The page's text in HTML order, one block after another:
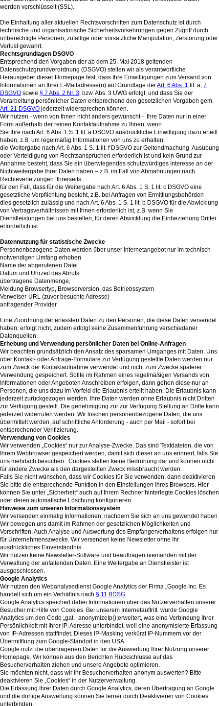
werden verschlüsselt (SSL).
Die Einhaltung aller aktuellen Rechtsvorschriften zum Datenschutz ist durch
technische und organisatorische Sicherheitsvorkehrungen gegen Zugriff durch
unberechtigte Personen, zufällige oder vorsätzliche Manipulation, Zerstörung oder
Verlust gewahrt.
Rechtsgrundlagen DSGVO
Entsprechend den Vorgaben der ab dem 25. Mai 2018 geltenden
Datenschutzgrundverordnung (DSGVO) stellen wir als verantwortliche
Herausgeber dieser Homepage fest, dass Ihre Einwilligungen zum Versand von
Informationen an Ihrer E-Mailadresse(n) auf Grundlage derArt. 6 Abs. 1 lit. a, 7
DSGVO sowie § 7 Abs. 2 Nr. 3, bzw. Abs. 3 UWG erfolgt, und dass Sie der
Verarbeitung persönlicher Daten entsprechend den gesetzlichen Vorgaben gem.
Art. 21 DSGVO jederzeit widersprechen können.
Wir nutzen - wenn von Ihnen nicht anders gewünscht - Ihre Daten nur in einer
Form außerhalb der reinen Kontaktaufnahme zu Ihnen, wenn
Sie Ihre nach Art. 6 Abs. 1 S. 1 lit. a DSGVO ausdrückliche Einwilligung dazu erteilt
haben, z.B. um regelmäßig Informationen von uns zu erhalten.
die Weitergabe nach Art. 6 Abs. 1 S. 1 lit. f DSGVO zur Geltendmachung, Ausübung
oder Verteidigung von Rechtsansprüchen erforderlich ist und kein Grund zur
Annahme besteht, dass Sie ein überwiegendes schutzwürdiges Interesse an der
Nichtweitergabe Ihrer Daten haben – z.B. im Fall von Abmahnungen nach
Rechteverletzungen Ihrerseits.
für den Fall, dass für die Weitergabe nach Art. 6 Abs. 1 S. 1 lit. c DSGVO eine
gesetzliche Verpflichtung besteht, z.B. bei Anfragen von Ermittlungsbehörden
dies gesetzlich zulässig und nach Art. 6 Abs. 1 S. 1 lit. b DSGVO für die Abwicklung
von Vertragsverhältnissen mit Ihnen erforderlich ist, z.B. wenn Sie
Dienstleistungen bei uns bestellen, für deren Abwicklung die Einbeziehung Dritter
erforderlich ist
Datennutzung für statistische Zwecke
Personenbezogene Daten werden über unser Internetangebot nur im technisch
notwendigen Umfang erhoben
Name der abgerufenen Datei
Datum und Uhrzeit des Abrufs
übertragene Datenmenge,
Meldung Browsertyp, Browserversion, das Betriebssystem
Verweiser-URL (zuvor besuchte Adresse)
anfragender Provider.
Eine Zuordnung der erfassten Daten zu den Personen, die diese Daten versendet
haben, erfolgt nicht, zudem erfolgt keine Zusammenführung verschiedener
Datenquellen.
Erhebung und Verwendung persönlicher Daten bei Online-Anfragen
Wir beachten grundsätzlich den Ansatz des sparsamen Umganges mit Daten. Uns
über Kontakt- oder Anfrage-Formulare zur Verfügung gestellte Daten werden nur
zum Zweck der Kontaktaufnahme verwendet und nicht zum Zwecke späterer
Verwendung gespeichert. Sollte im Rahmen eines regelmäßigen Versands von
Informationen oder Angeboten Anschreiben erfolgen, dann gehen diese nur an
Personen, die uns dazu im Vorfeld die Erlaubnis erteilt haben. Die Erlaubnis kann
jederzeit zurückgezogen werden. Ihre Daten werden ohne Erlaubnis nicht Dritten
zur Verfügung gestellt. Die genehmigung zur zur Verfügung Stellung an Dritte kann
jederzeit widerrufen werden. Wir löschen personenbezogene Daten, die uns
übermittelt werden, auf schriftliche Anforderung - auch per Mail - sofort bei
entsprechender Verifizierung.
Verwendung von Cookies
Wir verwenden „Cookies“ nur zur Analyse-Zwecke. Das sind Textdateien, die von
Ihrem Webbrowser gespeichert werden, damit sich dieser an uns erinnert, falls Sie
uns mehrfach besuchen. Cookies stellen keine Bedrohung dar und können nicht
für andere Zwecke als den dargestellten Zweck missbraucht werden.
Falls Sie nicht wünschen, dass wir Cookies für Sie verwenden, dann deaktivieren
Sie bitte die entsprechende Funktion in den Einstellungen Ihres Browsers. Hier
können Sie unter „Sicherheit“ auch auf Ihrem Rechner hinterlegte Cookies löschen
oder deren automatische Löschung konfigurieren.
Hinweise zum unseren Informationssystem
Wir versenden einmalig Informationen, nachdem Sie sich an uns gewendet haben
Wir bewegen uns damit im Rahmen der gesetzlichen Möglichkeiten und
Vorschriften. Auch Analyse und Auswertung des Empfängerverhaltens erfolgen nur
für Unternehmenszwecke. Wir versenden keine Newsletter ohne Ihr
ausdrückliches Einverständnis.
Wir nutzen keine Newsletter-Software und beauftragen niemanden mit der
Verwaltung der anfallenden Daten. Eine Weitergabe an Dienstleister ist
ausgeschlossen.
Google Analytics
Wir nutzen den Webanalysedienst Google Analytics der Firma „Google Inc. Es
handelt sich um ein Verhältnis nach § 11 BDSG.
Google Analytics speichert dabei Informationen über das Nutzerverhalten unserer
Besucher mit Hilfe von Cookies. Bei unserem Internetauftritt wurde Google
Analytics um den Code „gat._anonymizeIp();erweitert, was eine Verbindung Ihrer
Persönlichkeit mit Ihrer IP-Adresse unterbindet, weil eine anonymisierte Erfassung
von IP-Adressen stattfindet. Dieses IP-Masking verkürzt IP-Nummern vor der
Übermittlung zum Google-Standort in den USA.
Google nutzt die übertragenen Daten für die Auswertung Ihrer Nutzung unserer
Homepage. Wir können aus den Berichten Rückschlüsse auf das
Besucherverhalten ziehen und unsere Angebote optimieren.
Sie möchten nicht, dass wir Ihr Besucherverhalten anonym auswerten? Bitte
deaktivieren Sie „Cookies“ in der Nutzerverwaltung.
Die Erfassung Ihrer Daten durch Google Analytics, deren Übertragung an Google
und die dortige Auswertung können Sie ferner durch Deaktivieren von Cookies
unterbinden.